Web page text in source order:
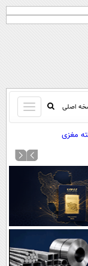
اصلی
باز
و
کردن
مغزی